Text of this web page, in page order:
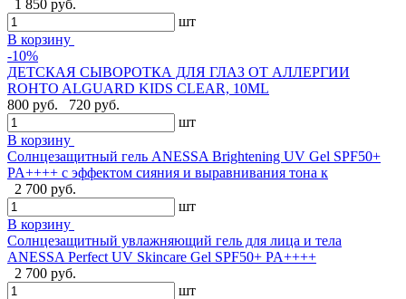
1 850 руб.
шт
В корзину
-10%
ДЕТСКАЯ СЫВОРОТКА ДЛЯ ГЛАЗ ОТ АЛЛЕРГИИ
ROHTO ALGUARD KIDS CLEAR, 10ML
800 руб.
720 руб.
шт
В корзину
Солнцезащитный гель ANESSA Brightening UV Gel SPF50+
PA++++ с эффектом сияния и выравнивания тона к
2 700 руб.
шт
В корзину
Солнцезащитный увлажняющий гель для лица и тела
ANESSA Perfect UV Skincare Gel SPF50+ PA++++
2 700 руб.
шт